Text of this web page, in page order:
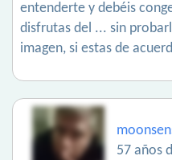
entenderte y debéis
disfrutas del ... sin
imagen, si estas de
57 años